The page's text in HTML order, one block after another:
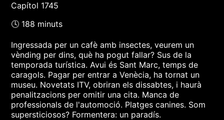
Capítol 1745
🕓 188 minuts
Ingressada per un cafè amb insectes, veurem un
vènding per dins, què ha pogut fallar? Sus de la
temporada turística. Avui és Sant Marc, temps de
caragols. Pagar per entrar a Venècia, ha tornat un
museu. Novetats ITV, obriran els dissabtes, i haurà
penalitzacions per omitir una cita. Manca de
professionals de l'automoció. Platges canines. Som
supersticiosos? Formentera: un paradís.